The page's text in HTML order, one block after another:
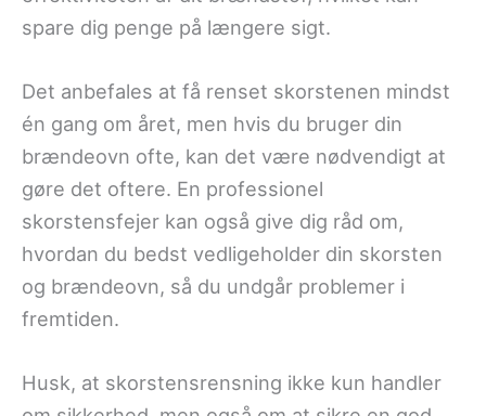
spare dig penge på længere sigt.
Det anbefales at få renset skorstenen mindst
én gang om året, men hvis du bruger din
brændeovn ofte, kan det være nødvendigt at
gøre det oftere. En professionel
skorstensfejer kan også give dig råd om,
hvordan du bedst vedligeholder din skorsten
og brændeovn, så du undgår problemer i
fremtiden.
Husk, at skorstensrensning ikke kun handler